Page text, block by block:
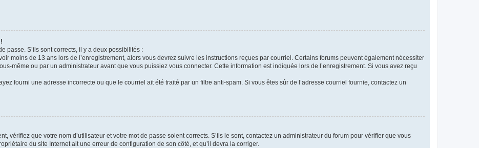
passe. S’ils sont corrects, il y a deux possibilités :
moins de 13 ans lors de l’enregistrement, alors vous devrez suivre les instructions reçues par courriel. Certains forums peuvent également nécessiter
même ou par un administrateur avant que vous puissiez vous connecter. Cette information est indiquée lors de l’enregistrement. Si vous avez reçu
fourni une adresse incorrecte ou que le courriel ait été traité par un filtre anti-spam. Si vous êtes sûr de l’adresse courriel fournie, contactez un
vérifiez que votre nom d’utilisateur et votre mot de passe soient corrects. S’ils le sont, contactez un administrateur du forum pour vérifier que vous
du site Internet ait une erreur de configuration de son côté, et qu’il devra la corriger.